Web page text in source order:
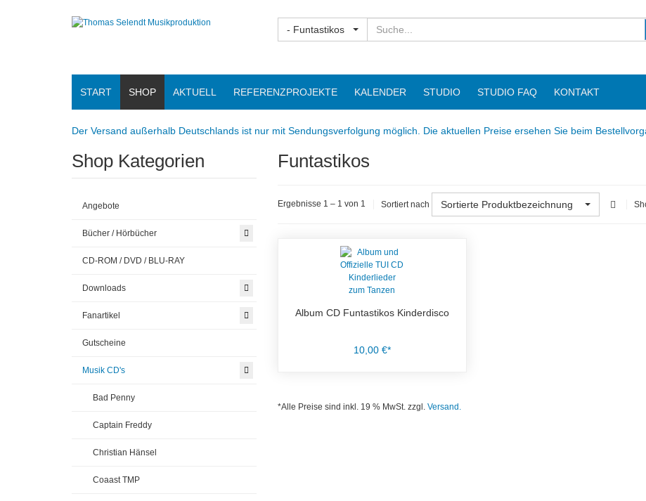
- Funtastikos
START SHOP AKTUELL REFERENZPROJEKTE KALENDER STUDIO STUDIO FAQ KONTAKT
Der Versand außerhalb Deutschlands ist nur mit Sendungsverfolgung möglich. Die aktuellen Preise ersehen Sie beim
Funtastikos
Ergebnisse 1 – 1 von 1 Sortiert nach Sortierte Produktbezeichnung
Album CD Funtastikos Kinderdisco
10,00 €*
*Alle Preise sind inkl. 19 % MwSt. zzgl. Versand.
Shop Kategorien
Angebote
Bücher / Hörbücher
CD-ROM / DVD / BLU-RAY
Downloads
Fanartikel
Gutscheine
Musik CD's
Bad Penny
Captain Freddy
Christian Hänsel
Coaast TMP